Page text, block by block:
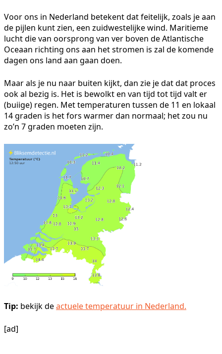
Voor ons in Nederland betekent dat feitelijk, zoals je aan
de pijlen kunt zien, een zuidwestelijke wind. Maritieme
lucht die van oorsprong van ver boven de Atlantische
Oceaan richting ons aan het stromen is zal de komende
dagen ons land aan gaan doen.
Maar als je nu naar buiten kijkt, dan zie je dat dat proces
ook al bezig is. Het is bewolkt en van tijd tot tijd valt er
(buiige) regen. Met temperaturen tussen de 11 en lokaal
14 graden is het fors warmer dan normaal; het zou nu
zo’n 7 graden moeten zijn.
Tip: bekijk deactuele temperatuur in Nederland.
[ad]